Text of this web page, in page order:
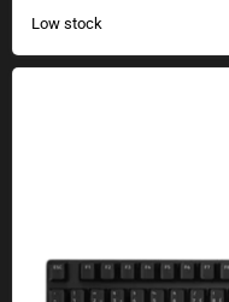
Low stock